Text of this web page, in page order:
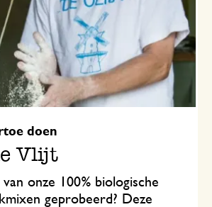
doen
Vlijt
onze 100% biologische
geprobeerd? Deze